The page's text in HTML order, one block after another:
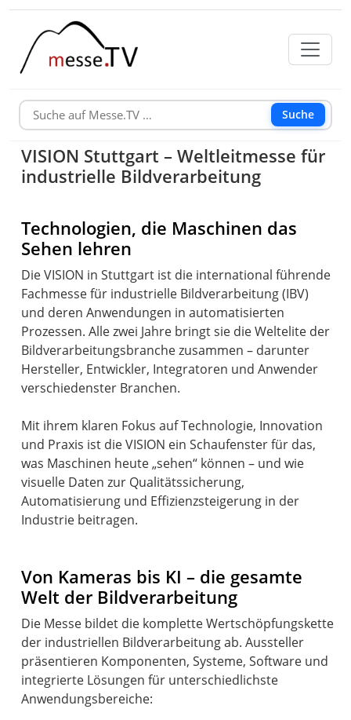
Suche
VISION Stuttgart – Weltleitmesse für
industrielle Bildverarbeitung
Technologien, die Maschinen das
Sehen lehren
Die VISION in Stuttgart ist die international führende
Fachmesse für industrielle Bildverarbeitung (IBV)
und deren Anwendungen in automatisierten
Prozessen. Alle zwei Jahre bringt sie die Weltelite der
Bildverarbeitungsbranche zusammen – darunter
Hersteller, Entwickler, Integratoren und Anwender
verschiedenster Branchen.
Mit ihrem klaren Fokus auf Technologie, Innovation
und Praxis ist die VISION ein Schaufenster für das,
was Maschinen heute „sehen“ können – und wie
visuelle Daten zur Qualitätssicherung,
Automatisierung und Effizienzsteigerung in der
Industrie beitragen.
Von Kameras bis KI – die gesamte
Welt der Bildverarbeitung
Die Messe bildet die komplette Wertschöpfungskette
der industriellen Bildverarbeitung ab. Aussteller
präsentieren Komponenten, Systeme, Software und
integrierte Lösungen für unterschiedlichste